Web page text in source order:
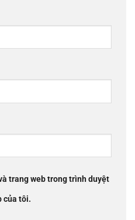
trang web trong trình duyệt
của tôi.